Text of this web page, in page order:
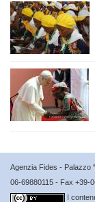
Agenzia Fides - Palazzo
06-69880115 - Fax +39-
I